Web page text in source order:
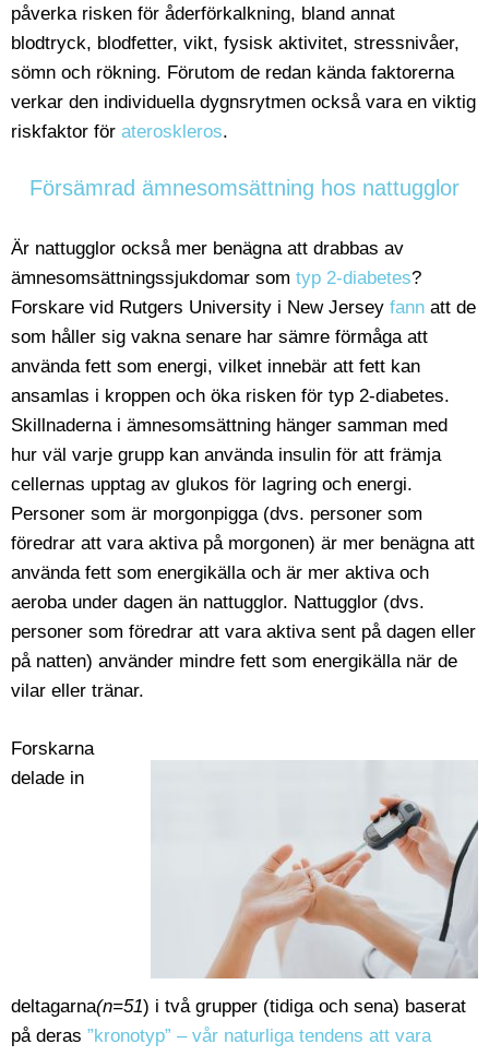
påverka risken för åderförkalkning, bland annat
blodtryck, blodfetter, vikt, fysisk aktivitet, stressnivåer,
sömn och rökning. Förutom de redan kända faktorerna
verkar den individuella dygnsrytmen också vara en viktig
riskfaktor för ateroskleros.
Försämrad ämnesomsättning hos nattugglor
Är nattugglor också mer benägna att drabbas av
ämnesomsättningssjukdomar som typ 2-diabetes?
Forskare vid Rutgers University i New Jersey fann att de
som håller sig vakna senare har sämre förmåga att
använda fett som energi, vilket innebär att fett kan
ansamlas i kroppen och öka risken för typ 2-diabetes.
Skillnaderna i ämnesomsättning hänger samman med
hur väl varje grupp kan använda insulin för att främja
cellernas upptag av glukos för lagring och energi.
Personer som är morgonpigga (dvs. personer som
föredrar att vara aktiva på morgonen) är mer benägna att
använda fett som energikälla och är mer aktiva och
aeroba under dagen än nattugglor. Nattugglor (dvs.
personer som föredrar att vara aktiva sent på dagen eller
på natten) använder mindre fett som energikälla när de
vilar eller tränar.
Forskarna
delade in
deltagarna(n=51) i två grupper (tidiga och sena) baserat
på deras ”kronotyp” – vår naturliga tendens att vara